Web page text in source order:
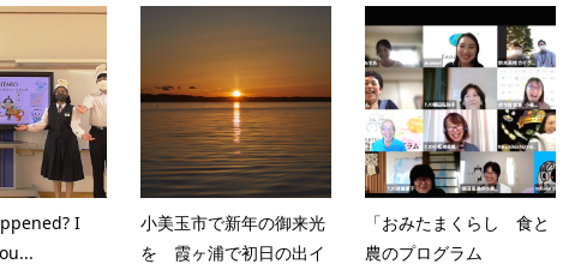
I
小美玉市で新年の御来光
を 霞ヶ浦で初日の出イ
「おみたまくらし 食と
農のプログラム